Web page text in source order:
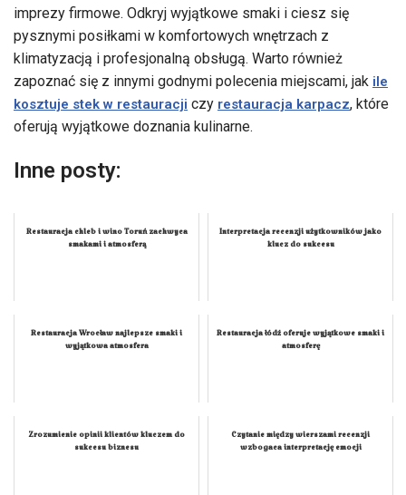
imprezy firmowe. Odkryj wyjątkowe smaki i ciesz się
pysznymi posiłkami w komfortowych wnętrzach z
klimatyzacją i profesjonalną obsługą. Warto również
zapoznać się z innymi godnymi polecenia miejscami, jak ile
kosztuje stek w restauracji czy restauracja karpacz, które
oferują wyjątkowe doznania kulinarne.
Inne posty:
Restauracja chleb i wino Toruń zachwyca
smakami i atmosferą
Interpretacja recenzji użytkowników jako
klucz do sukcesu
Restauracja Wrocław najlepsze smaki i
wyjątkowa atmosfera
Restauracja łódź oferuje wyjątkowe smaki i
atmosferę
Zrozumienie opinii klientów kluczem do
sukcesu biznesu
Czytanie między wierszami recenzji
wzbogaca interpretację emocji